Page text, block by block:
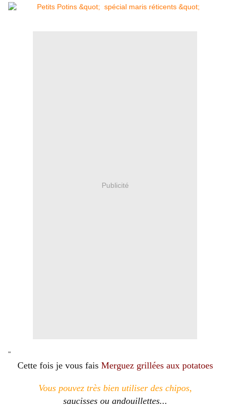
Publicité
"
Cette fois je vous fais Merguez grillées aux potatoes
Vous pouvez très bien utiliser des chipos,
saucisses ou andouillettes...